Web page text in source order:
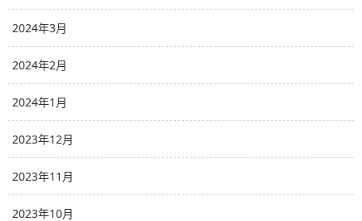
2024年3月
2024年2月
2024年1月
2023年12月
2023年11月
2023年10月